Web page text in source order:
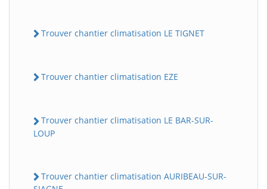
Trouver chantier climatisation LE TIGNET
Trouver chantier climatisation EZE
Trouver chantier climatisation LE BAR-SUR-
LOUP
Trouver chantier climatisation AURIBEAU-SUR-